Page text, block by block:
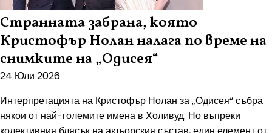
Странната забрана, която
Кристофър Нолан налага по време на
снимките на „Одисея“
24 Юли 2026
Интерпретацията на Кристофър Нолан за „Одисея“ събра
някои от най-големите имена в Холивуд. Но въпреки